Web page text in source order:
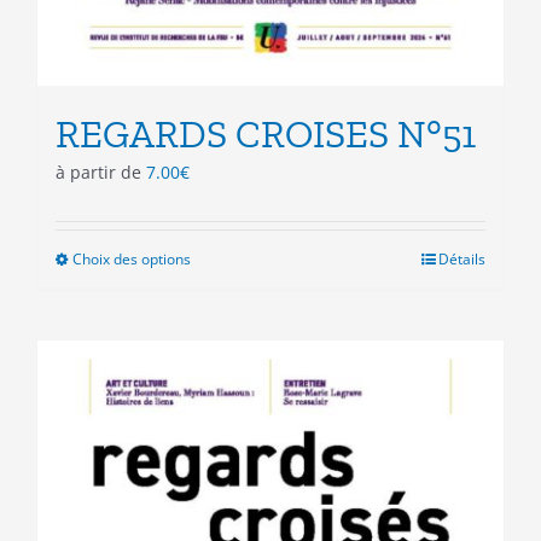
REGARDS CROISES N°51
à partir de 7.00€
Choix des optionsCe
variations.
Les
peuvent
être
choisies
sur
Détails